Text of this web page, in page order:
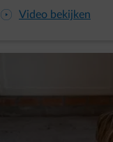
arrow-play-fwd Video bekijken